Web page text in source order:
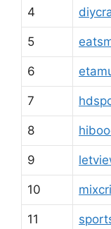
4
5
6
7
8
9
10
11